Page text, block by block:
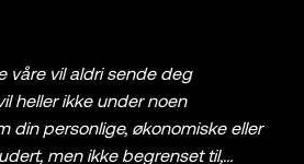
våre vil aldri sende deg
heller ikke under noen
din personlige, økonomiske eller
men ikke begrenset til,